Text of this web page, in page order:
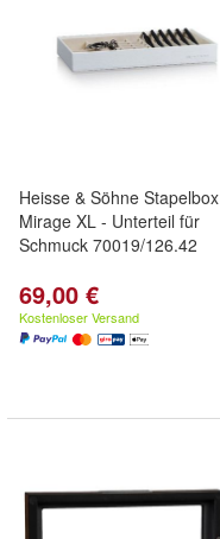
Heisse & Söhne Stapelbox
Mirage XL - Unterteil für
Schmuck 70019/126.42
69,00 €
Kostenloser Versand